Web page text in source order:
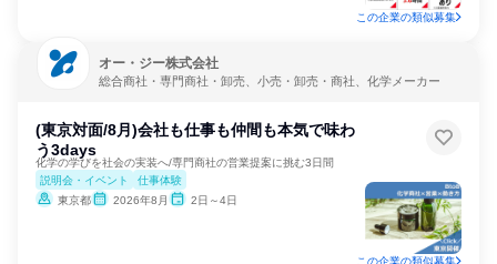
この企業の類似募集
オー・ジー株式会社
総合商社・専門商社・卸売、小売・卸売・商社、化学メーカー
(東京対面/8月)会社も仕事も仲間も本気で味わ
う3days
化学の学びを社会の実装へ/専門商社の営業提案に挑む3日間
説明会・イベント
仕事体験
東京都
2026年8月 2日～4日
この企業の類似募集